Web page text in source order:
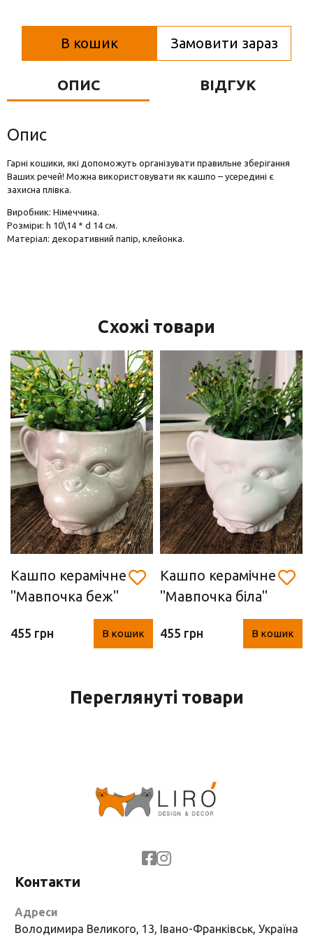
Фігурки та статуетки
В кошик Замовити зараз
ОПИС ВІДГУК
Опис
Гарні кошики, які допоможуть організувати правильне зберігання
Ваших речей! Можна використовувати як кашпо – усередині є
захисна плівка.
Виробник: Німеччина.
Розміри: h 10\14 * d 14 см.
Матеріал: декоративний папір, клейонка.
Схожі товари
Кашпо керамічне
"Мавпочка беж"
(18,5 х 11,5 х 17
см)
455 грн В кошик
Кашпо керамічне
"Мавпочка біла"
(18,5 х 11,5 х 17
см)
455 грн В кошик
Переглянуті товари
Контакти
Адреси
Володимира Великого, 13, Івано-Франківськ, Україна